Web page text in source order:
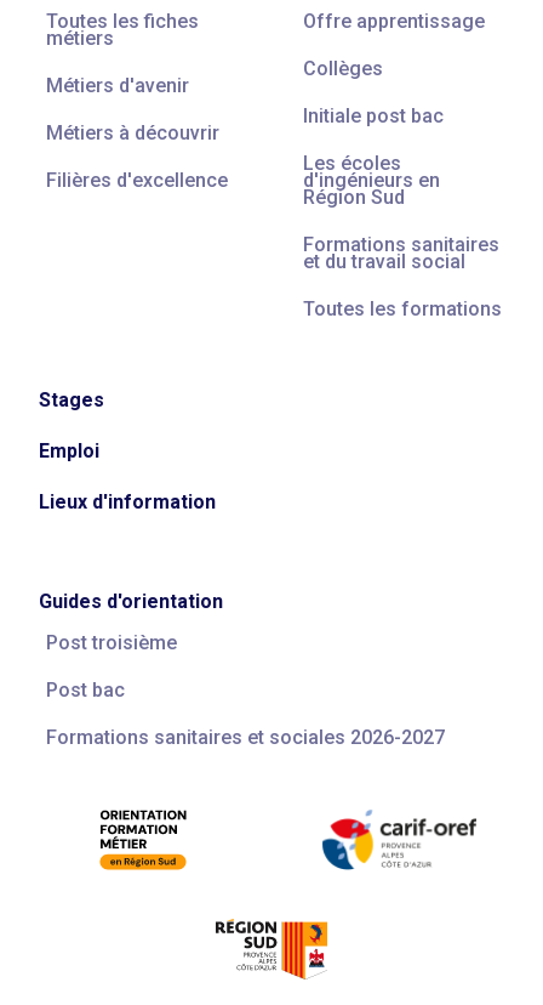
Toutes les fiches
métiers
Métiers d'avenir
Métiers à découvrir
Filières d'excellence
Offre apprentissage
Collèges
Initiale post bac
Les écoles
d'ingénieurs en
Région Sud
Formations sanitaires
et du travail social
Toutes les formations
Stages
Emploi
Lieux d'information
Guides d'orientation
Post troisième
Post bac
Formations sanitaires et sociales 2026-2027